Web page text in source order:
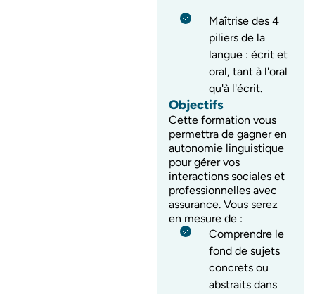
Maîtrise des 4
piliers de la
langue : écrit et
oral, tant à l'oral
qu'à l'écrit.
Objectifs
Cette formation vous
permettra de gagner en
autonomie linguistique
pour gérer vos
interactions sociales et
professionnelles avec
assurance. Vous serez
en mesure de :
Comprendre le
fond de sujets
concrets ou
abstraits dans